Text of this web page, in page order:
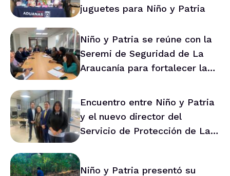
juguetes para Niño y Patria
Niño y Patria se reúne con la
Seremi de Seguridad de La
Araucanía para fortalecer la
Encuentro entre Niño y Patria
y el nuevo director del
Servicio de Protección de La
Niño y Patria presentó su